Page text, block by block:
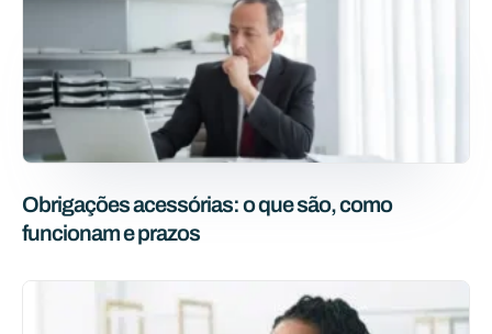
Obrigações acessórias: o que são, como
funcionam e prazos